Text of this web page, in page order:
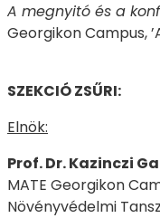
A megnyitó és a
Georgikon Campus,
SZEKCIÓ ZSŰRI:
Elnök:
Prof. Dr. Kazinczi
MATE Georgikon
Növényvédelmi